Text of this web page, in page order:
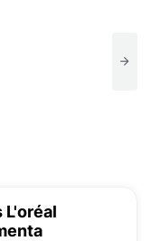
L'oréal